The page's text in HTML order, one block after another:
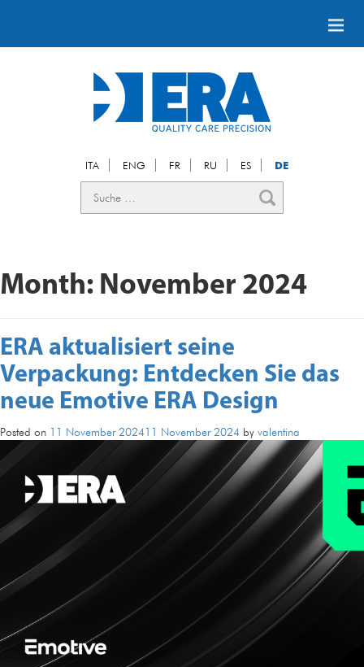
ITA ENG FR RU ES DE
Month: November 2024
ERA aktualisiert seine
Verpackung: Entdecken Sie das
neue Emotive ERA Design
Posted on 11 November 202411 November 2024 by valentina